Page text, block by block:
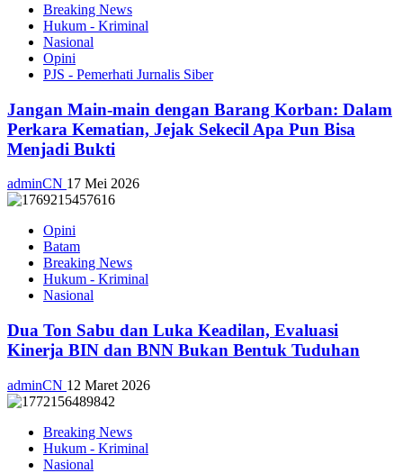
Breaking News
Hukum - Kriminal
Nasional
Opini
PJS - Pemerhati Jurnalis Siber
Jangan Main-main dengan Barang Korban: Dalam
Perkara Kematian, Jejak Sekecil Apa Pun Bisa
Menjadi Bukti
adminCN 17 Mei 2026
Opini
Batam
Breaking News
Hukum - Kriminal
Nasional
Dua Ton Sabu dan Luka Keadilan, Evaluasi
Kinerja BIN dan BNN Bukan Bentuk Tuduhan
adminCN 12 Maret 2026
Breaking News
Hukum - Kriminal
Nasional